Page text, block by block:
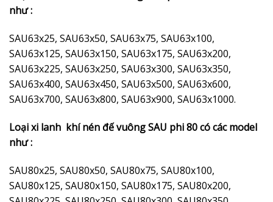
như :
SAU63x25, SAU63x50, SAU63x75, SAU63x100,
SAU63x125, SAU63x150, SAU63x175, SAU63x200,
SAU63x225, SAU63x250, SAU63x300, SAU63x350,
SAU63x400, SAU63x450, SAU63x500, SAU63x600,
SAU63x700, SAU63x800, SAU63x900, SAU63x1000.
Loại xi lanh khí nén đế vuông SAU phi 80 có các model
như :
SAU80x25, SAU80x50, SAU80x75, SAU80x100,
SAU80x125, SAU80x150, SAU80x175, SAU80x200,